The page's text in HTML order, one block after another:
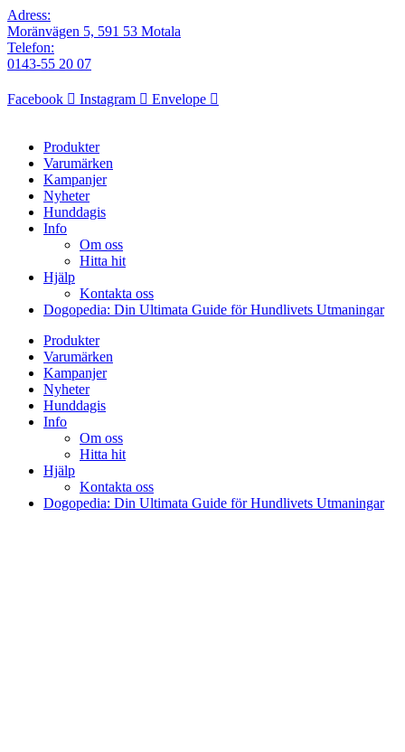
Adress:
Moränvägen 5, 591 53 Motala
Telefon:
0143-55 20 07
Facebook Instagram Envelope
Produkter
Varumärken
Kampanjer
Nyheter
Hunddagis
Info
Om oss
Hitta hit
Hjälp
Kontakta oss
Dogopedia: Din Ultimata Guide för Hundlivets Utmaningar
Produkter
Varumärken
Kampanjer
Nyheter
Hunddagis
Info
Om oss
Hitta hit
Hjälp
Kontakta oss
Dogopedia: Din Ultimata Guide för Hundlivets Utmaningar